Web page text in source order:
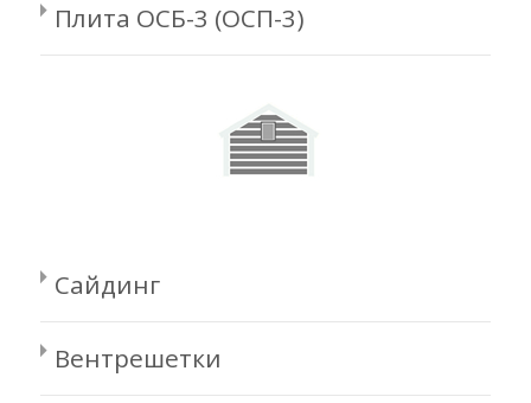
Плита ОСБ-3 (ОСП-3)
Сайдинг
Вентрешетки